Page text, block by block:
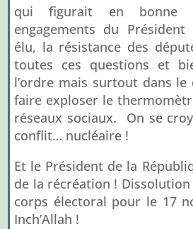
qui figurait en bonne
engagements du
élu, la résistance des
toutes ces questions et
l’ordre mais surtout dans
faire exploser le
réseaux sociaux. On se
conflit… nucléaire !
Et le Président de la
de la récréation !
corps électoral pour le 17
Inch’Allah !